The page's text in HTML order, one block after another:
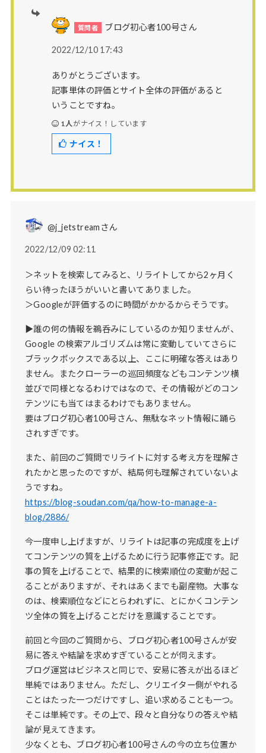
ブログ初心者100号さん
2022/12/10 17:43
ありがとうございます。
記事単体の評価とサイト全体の評価があると
いうことですね。
1人がナイス！しています
ナイス！
@j_jetstreamさん
2022/12/09 02:11
＞ネットを検索してみると、リライトしてから2ヶ月く
らい待ったほうがいいと書いてありました。
＞Googleが評価するのに時間がかかるからそうです。
▶誰の何の情報を鵜呑みにしているのか知りませんが、
Google の検索アルゴリズムは常に変動していてさらに
ブラックボックスである以上、ここに明確な答えはあり
ません。またクローラーの巡回頻度などもコンテンツ横
並びで同様となるわけではなので、その情報がどのコン
テンツにも当てはまるわけでもありません。
要はブログ初心者100号さん、無駄なネット情報に踊ら
されすぎです。
また、前回のご質問でリライトに対する考え方を理解さ
れたかと思ったのですが、結局何も理解されていないよ
うですね。
https://blog-soudan.com/qa/how-to-manage-a-
blog/2886/
今一度申し上げますが、リライトは記事の完成度を上げ
てコンテンツの質を上げるために行う記事修正です。記
事の質を上げることで、結果的に検索順位の変動が起こ
ることがありますが、それはあくまでも副産物。大事な
のは、検索順位などにとらわれずに、とにかくコンテン
ツ全体の質を上げることだけを意識することです。
前回と今回のご質問から、ブログ初心者100号さんが安
易に答えや結論を求めすぎていることが伺えます。
ブログ運営はビジネスと同じで、安易に答えが出るほど
単純ではありません。ただし、クリエイター側がやれる
ことはたった一つだけですし、追い求めることも一つ。
そこは単純です。その上で、段々と自分なりの答えや結
論が見えてきます。
少なくとも、ブログ初心者100号さんの今の立ち位置か